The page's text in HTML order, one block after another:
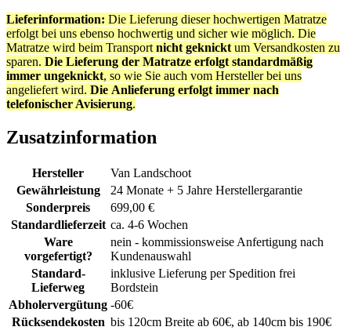
Lieferinformation: Die Lieferung dieser hochwertigen Matratze
erfolgt bei uns ebenso hochwertig und sicher wie möglich. Die
Matratze wird beim Transport nicht geknickt um Versandkosten zu
sparen. Die Lieferung der Matratze erfolgt standardmäßig
immer ungeknickt, so wie Sie auch vom Hersteller bei uns
angeliefert wird. Die Anlieferung erfolgt immer nach
telefonischer Avisierung.
Zusatzinformation
Hersteller
Van Landschoot
Gewährleistung
24 Monate + 5 Jahre Herstellergarantie
Sonderpreis
699,00 €
Standardlieferzeit ca. 4-6 Wochen
Ware
vorgefertigt?
nein - kommissionsweise Anfertigung nach
Kundenauswahl
Standard-
Lieferweg
inklusive Lieferung per Spedition frei
Bordstein
Abholervergütung -60€
Rücksendekosten bis 120cm Breite ab 60€, ab 140cm bis 190€